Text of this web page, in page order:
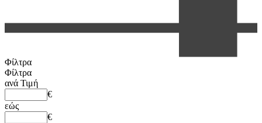
Φίλτρα
Φίλτρα
ανά Τιμή
€
εώς
€